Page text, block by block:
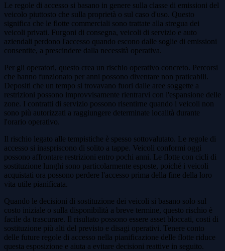
Le regole di accesso si basano in genere sulla classe di emissioni del
veicolo piuttosto che sulla proprietà o sul caso d'uso. Questo
significa che le flotte commerciali sono trattate alla stregua dei
veicoli privati. Furgoni di consegna, veicoli di servizio e auto
aziendali perdono l'accesso quando escono dalle soglie di emissioni
consentite, a prescindere dalla necessità operativa.
Per gli operatori, questo crea un rischio operativo concreto. Percorsi
che hanno funzionato per anni possono diventare non praticabili.
Depositi che un tempo si trovavano fuori dalle aree soggette a
restrizioni possono improvvisamente rientrarvi con l'espansione delle
zone. I contratti di servizio possono risentirne quando i veicoli non
sono più autorizzati a raggiungere determinate località durante
l'orario operativo.
Il rischio legato alle tempistiche è spesso sottovalutato. Le regole di
accesso si inaspriscono di solito a tappe. Veicoli conformi oggi
possono affrontare restrizioni entro pochi anni. Le flotte con cicli di
sostituzione lunghi sono particolarmente esposte, poiché i veicoli
acquistati ora possono perdere l'accesso prima della fine della loro
vita utile pianificata.
Quando le decisioni di sostituzione dei veicoli si basano solo sul
costo iniziale o sulla disponibilità a breve termine, questo rischio è
facile da trascurare. Il risultato possono essere asset bloccati, costi di
sostituzione più alti del previsto e disagi operativi. Tenere conto
delle future regole di accesso nella pianificazione delle flotte riduce
questa esposizione e aiuta a evitare decisioni reattive in seguito.